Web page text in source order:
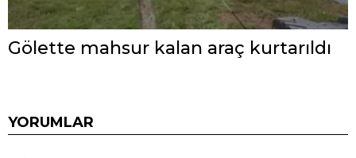
Gölette mahsur kalan araç kurtarıldı
YORUMLAR